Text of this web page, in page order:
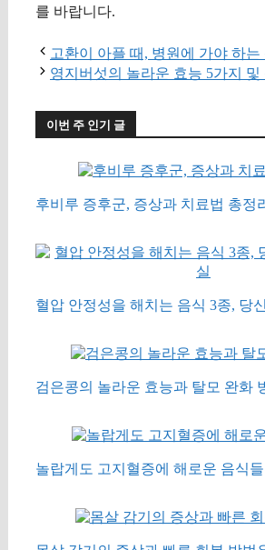
를 바랍니다.
고환이 아플 때, 병원에 가야 하는
영지버섯의 놀라운 효능 5가지 및
이번 주 인기 글
후비루 증후군, 증상과 치료법 총정
혈압 안정성을 해치는 음식 3종, 당
검은콩의 놀라운 효능과 탈모 완화
놀랍게도 고지혈증에 해로운 음식